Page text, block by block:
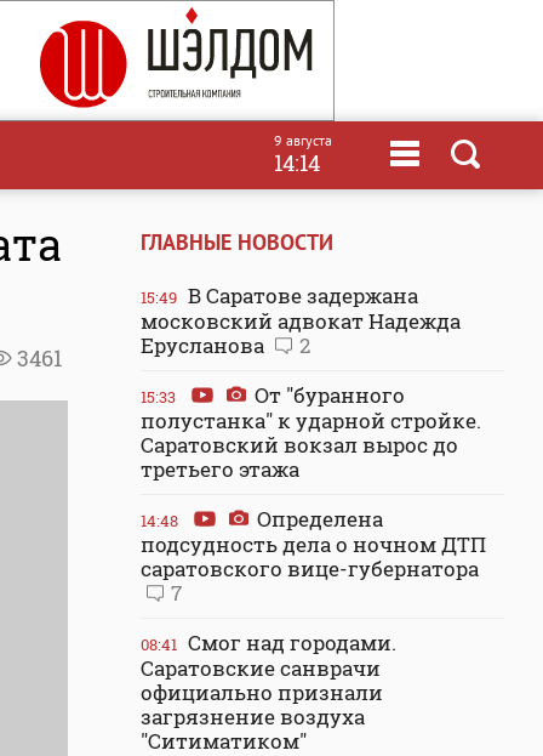
9 августа
14:14
3461
ГЛАВНЫЕ НОВОСТИ
15:49 В Саратове задержана
московский адвокат Надежда
Ерусланова
2
15:33
От "буранного
полустанка" к ударной стройке.
Саратовский вокзал вырос до
третьего этажа
14:48
Определена
подсудность дела о ночном ДТП
саратовского вице-губернатора
7
08:41 Смог над городами.
Саратовские санврачи
официально признали
загрязнение воздуха
"Ситиматиком"